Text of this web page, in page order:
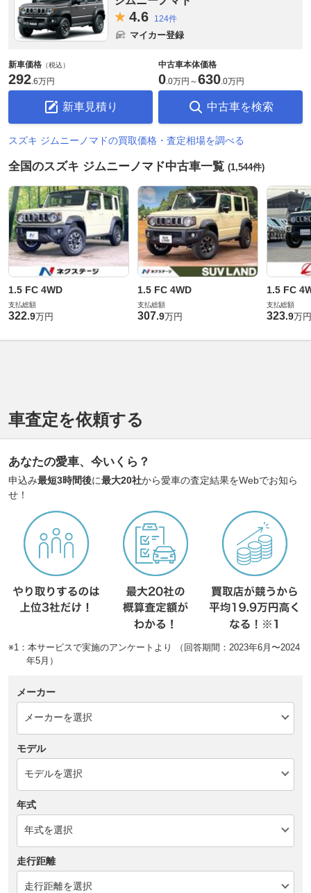
4.6 124件
マイカー登録
新車価格 （税込）
292.6万円
新車見積り
中古車本体価格
0.0万円 ～630.0万円
中古車を検索
スズキ ジムニーノマドの買取価格・査定相場を調べる
全国のスズキ ジムニーノマド中古車一覧 (1,544件)
1.5 FC 4WD
支払総額
322.9万円
1.5 FC 4WD
支払総額
307.9万円
1.5 FC
支払総額
323.9万円
車査定を依頼する
あなたの愛車、今いくら？
申込み最短3時間後に最大20社から愛車の査定結果をWebでお知ら
せ！
※1：本サービスで実施のアンケートより （回答期間：2023年6月〜2024
年5月）
メーカー
モデル
年式
走行距離